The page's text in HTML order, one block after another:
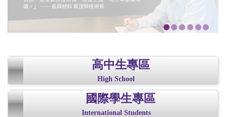
高中生專區
High School
國際學生專區
International Students